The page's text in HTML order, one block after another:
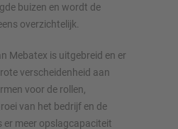
buizen en wordt de
overzichtelijk.
Mebatex is uitgebreid en er
verscheidenheid aan
voor de rollen,
van het bedrijf en de
er meer opslagcapaciteit
met onze configurators